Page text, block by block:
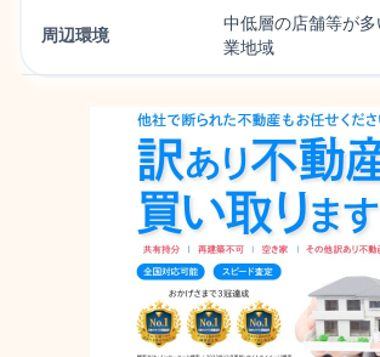
周辺環境
中低層の店舗等が
業地域